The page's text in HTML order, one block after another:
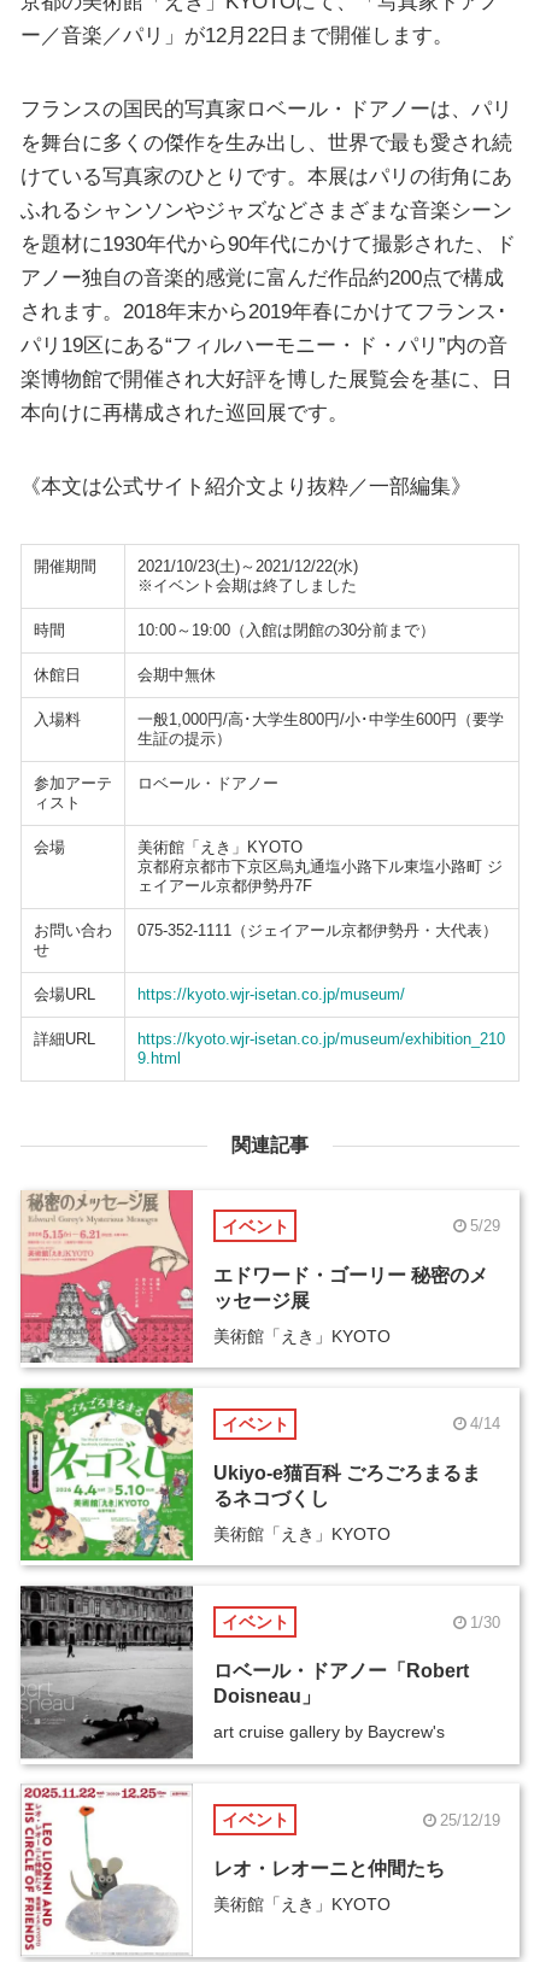
ー／音楽／パリ」が12月22日まで開催します。
フランスの国民的写真家ロベール・ドアノーは、パリ
を舞台に多くの傑作を生み出し、世界で最も愛され続
けている写真家のひとりです。本展はパリの街角にあ
ふれるシャンソンやジャズなどさまざまな音楽シーン
を題材に1930年代から90年代にかけて撮影された、ド
アノー独自の音楽的感覚に富んだ作品約200点で構成
されます。2018年末から2019年春にかけてフランス･
パリ19区にある“フィルハーモニー・ド・パリ”内の音
楽博物館で開催され大好評を博した展覧会を基に、日
本向けに再構成された巡回展です。
《本文は公式サイト紹介文より抜粋／一部編集》
開催期間
2021/10/23(土)～2021/12/22(水)
※イベント会期は終了しました
時間 10:00～19:00（入館は閉館の30分前まで）
休館日 会期中無休
入場料
一般1,000円/高･大学生800円/小･中学生600円（要学
生証の提示）
参加アーテ
ィスト
ロベール・ドアノー
会場
美術館「えき」KYOTO
京都府京都市下京区烏丸通塩小路下ル東塩小路町 ジ
ェイアール京都伊勢丹7F
お問い合わ
せ
075-352-1111（ジェイアール京都伊勢丹・大代表）
会場URL https://kyoto.wjr-isetan.co.jp/museum/
詳細URL
https://kyoto.wjr-isetan.co.jp/museum/exhibition_210
9.html
関連記事
イベント 5/29
エドワード・ゴーリー 秘密のメ
ッセージ展
美術館「えき」KYOTO
イベント 4/14
Ukiyo-e猫百科 ごろごろまるま
るネコづくし
美術館「えき」KYOTO
イベント 1/30
ロベール・ドアノー「Robert
Doisneau」
art cruise gallery by Baycrew's
イベント 25/12/19
レオ・レオーニと仲間たち
美術館「えき」KYOTO